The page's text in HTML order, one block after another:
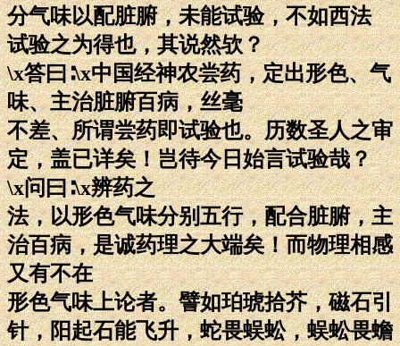
分气味以配脏腑，未能试验，不如西法
试验之为得也，其说然欤？
\x答曰∶\x中国经神农尝药，定出形色、气
味、主治脏腑百病，丝毫
不差、所谓尝药即试验也。历数圣人之审
定，盖已详矣！岂待今日始言试验哉？
\x问曰∶\x辨药之
法，以形色气味分别五行，配合脏腑，主
治百病，是诚药理之大端矣！而物理相感
又有不在
形色气味上论者。譬如珀琥拾芥，磁石引
针，阳起石能飞升，蛇畏蜈蚣，蜈蚣畏蟾